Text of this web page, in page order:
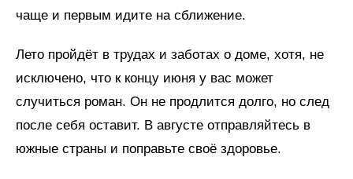
чаще и первым идите на сближение.
Лето пройдёт в трудах и заботах о доме, хотя, не
исключено, что к концу июня у вас может
случиться роман. Он не продлится долго, но след
после себя оставит. В августе отправляйтесь в
южные страны и поправьте своё здоровье.